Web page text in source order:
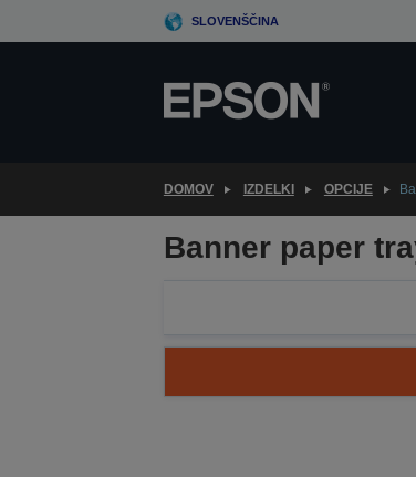
to
SLOVENŠČINA
DOMOV IZDELKI OPCIJE
Banner paper